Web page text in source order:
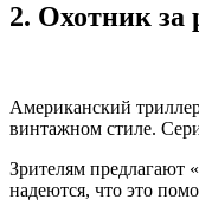
2. Охотник за
Американский
винтажном стиле.
Зрителям предлагают
надеются, что это